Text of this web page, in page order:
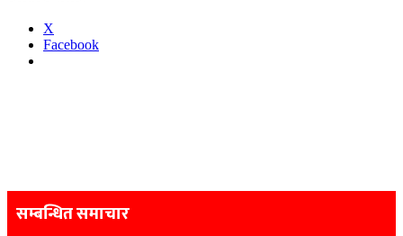
X
Facebook
navigation
सम्बन्धित समाचार